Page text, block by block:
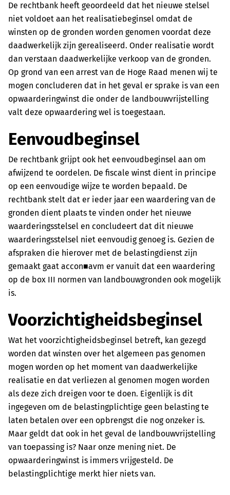
De rechtbank heeft geoordeeld dat het nieuwe stelsel
niet voldoet aan het realisatiebeginsel omdat de
winsten op de gronden worden genomen voordat deze
daadwerkelijk zijn gerealiseerd. Onder realisatie wordt
dan verstaan daadwerkelijke verkoop van de gronden.
Op grond van een arrest van de Hoge Raad menen wij te
mogen concluderen dat in het geval er sprake is van een
opwaarderingwinst die onder de landbouwvrijstelling
valt deze opwaardering wel is toegestaan.
Eenvoudbeginsel
De rechtbank grijpt ook het eenvoudbeginsel aan om
afwijzend te oordelen. De fiscale winst dient in principe
op een eenvoudige wijze te worden bepaald. De
rechtbank stelt dat er ieder jaar een waardering van de
gronden dient plaats te vinden onder het nieuwe
waarderingsstelsel en concludeert dat dit nieuwe
waarderingsstelsel niet eenvoudig genoeg is. Gezien de
afspraken die hierover met de belastingdienst zijn
gemaakt gaat accon■avm er vanuit dat een waardering
op de box III normen van landbouwgronden ook mogelijk
is.
Voorzichtigheidsbeginsel
Wat het voorzichtigheidsbeginsel betreft, kan gezegd
worden dat winsten over het algemeen pas genomen
mogen worden op het moment van daadwerkelijke
realisatie en dat verliezen al genomen mogen worden
als deze zich dreigen voor te doen. Eigenlijk is dit
ingegeven om de belastingplichtige geen belasting te
laten betalen over een opbrengst die nog onzeker is.
Maar geldt dat ook in het geval de landbouwvrijstelling
van toepassing is? Naar onze mening niet. De
opwaarderingwinst is immers vrijgesteld. De
belastingplichtige merkt hier niets van.